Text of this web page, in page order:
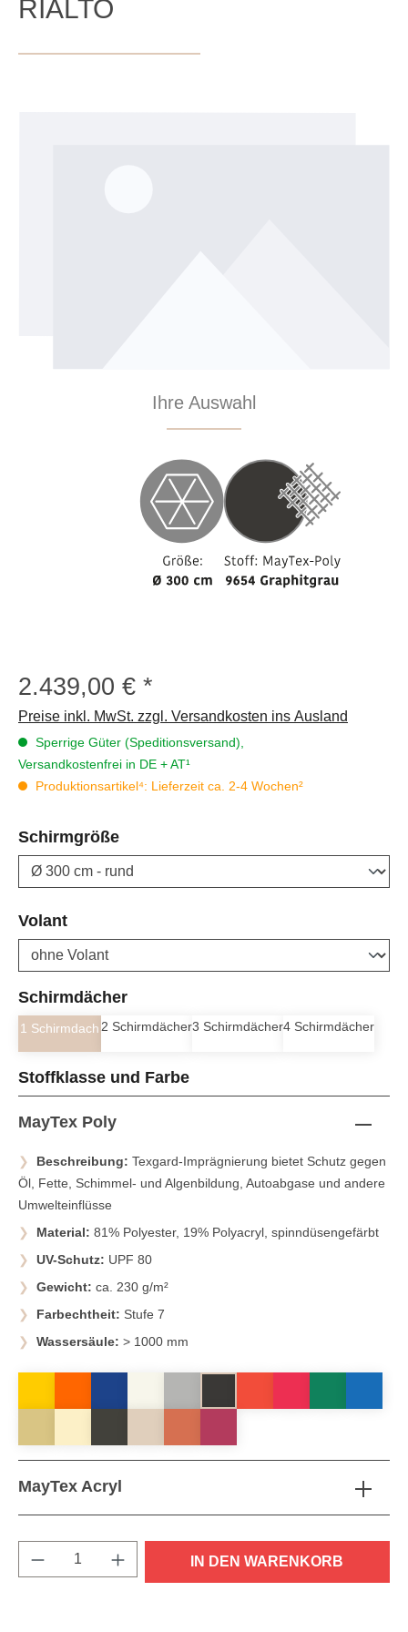
RIALTO
Ihre Auswahl
Regulärer Preis:
2.439,00 €
Preise inkl. MwSt. zzgl. Versandkosten ins Ausland
Sperrige Güter (Speditionsversand),
Versandkostenfrei in DE + AT¹
Produktionsartikel⁴: Lieferzeit ca. 2-4 Wochen²
Schirmgrößeauswählen
Volantauswählen
Schirmdächerauswählen
1 Schirmdach 2 Schirmdächer3 Schirmdächer4 Schirmdächer
Stoffklasse und Farbeauswählen
MayTex Poly
Beschreibung: Texgard-Imprägnierung bietet Schutz gegen
Öl, Fette, Schimmel- und Algenbildung, Autoabgase und andere
Umwelteinflüsse
Material: 81% Polyester, 19% Polyacryl, spinndüsengefärbt
UV-Schutz: UPF 80
Gewicht: ca. 230 g/m²
Farbechtheit: Stufe 7
Wassersäule: > 1000 mm
MayTex Acryl
Produkt Anzahl: Gib den gewünschten
IN DEN WARENKORB